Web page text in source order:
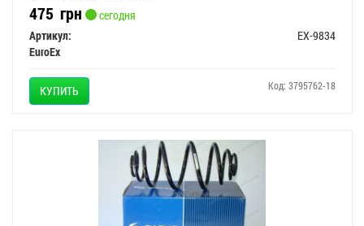
475 грн
сегодня
Артикул:
EX-9834
EuroEx
КУПИТЬ Код: 3795762-18